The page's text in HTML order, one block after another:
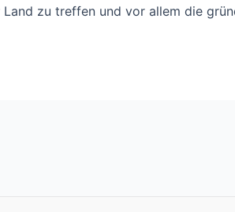
zu treffen und vor allem die